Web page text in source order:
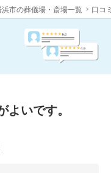
浜市の葬儀場・斎場一覧 口コ
いです。